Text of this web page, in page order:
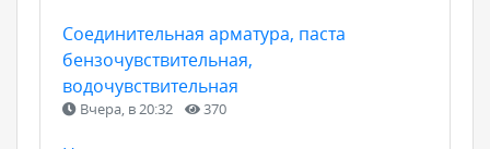
Соединительная арматура, паста
бензочувствительная,
водочувствительная
Вчера, в 20:32 370